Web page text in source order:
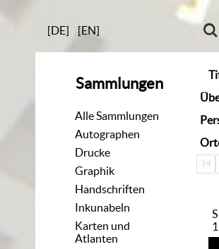
[DE] [EN]
Sammlungen
Alle Sammlungen
Autographen
Drucke
Graphik
Handschriften
Inkunabeln
Karten und
Atlanten